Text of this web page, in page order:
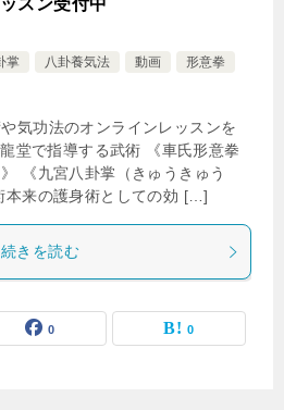
スン受付中
掌 八卦養気法 動画
形意拳
気功法のオンラインレッスンを
堂で指導する武術 《車氏形意拳
《九宮八卦掌（きゅうきゅう
本来の護身術としての効 […]
続きを読む
0 0